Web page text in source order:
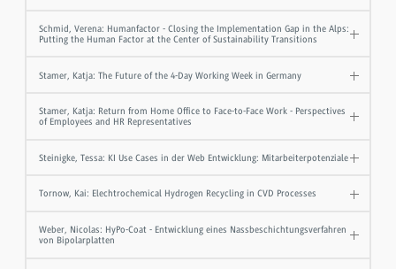
Schmid, Verena: Humanfactor - Closing the Implementation Gap in the Alps:
Putting the Human Factor at the Center of Sustainability Transitions
Stamer, Katja: The Future of the 4-Day Working Week in Germany
Stamer, Katja: Return from Home Office to Face-to-Face Work - Perspectives
of Employees and HR Representatives
Steinigke, Tessa: KI Use Cases in der Web Entwicklung: Mitarbeiterpotenziale
Tornow, Kai: Elechtrochemical Hydrogen Recycling in CVD Processes
Weber, Nicolas: HyPo-Coat - Entwicklung eines Nassbeschichtungsverfahren
von Bipolarplatten